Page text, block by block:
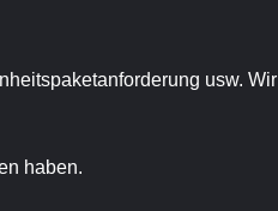
usw. Wir
haben.